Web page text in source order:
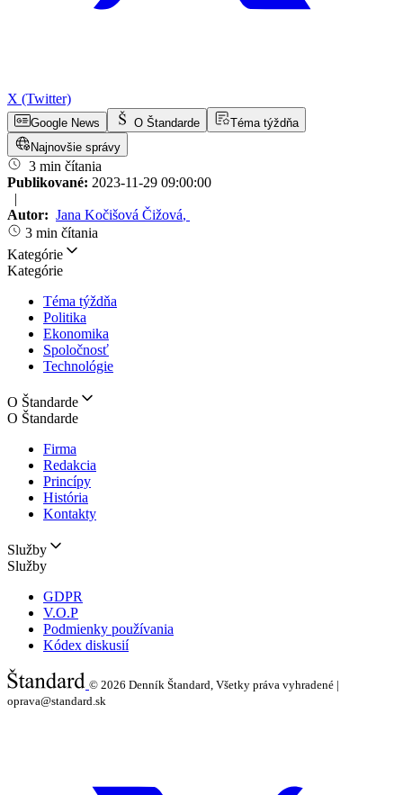
X (Twitter)
Google News O Štandarde
Téma týždňa
Najnovšie správy
3 min čítania
Publikované: 2023-11-29 09:00:00
|
Autor: Jana Kočišová Čižová,
3 min čítania
Kategórie
Kategórie
Téma týždňa
Politika
Ekonomika
Spoločnosť
Technológie
O Štandarde
O Štandarde
Firma
Redakcia
Princípy
História
Kontakty
Služby
Služby
GDPR
V.O.P
Podmienky používania
Kódex diskusií
© 2026 Denník Štandard, Všetky práva vyhradené |
oprava@standard.sk